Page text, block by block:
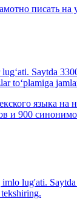
писать на
Saytda
to‘plamiga
языка на
и 900
lug'ati. Saytda